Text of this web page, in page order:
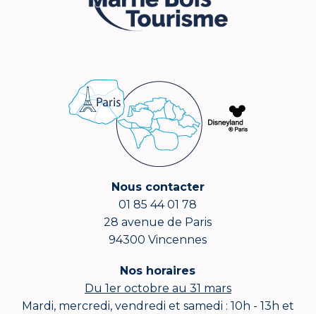
Nous contacter
01 85 44 01 78
28 avenue de Paris
94300 Vincennes
Nos horaires
Du 1er octobre au 31 mars
Mardi, mercredi, vendredi et samedi : 10h - 13h et